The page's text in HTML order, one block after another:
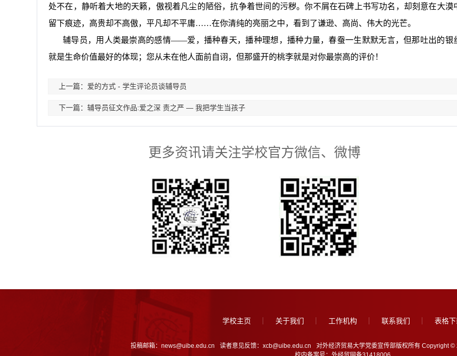
处不在，静听着大地的天籁，傲视着凡尘的陋俗，抗争着世间的污秽。你不屑在石碑上书写功名，却刻意在大漠
留下痕迹，高贵却不高傲，平凡却不平庸……在你清纯的亮丽之中，看到了谦逊、高尚、伟大的光芒。
辅导员，用人类最崇高的感情——爱，播种春天，播种理想，播种力量，春蚕一生默默无言，但那吐出的银
就是生命价值最好的体现；您从未在他人面前自诩，但那盛开的桃李就是对你最崇高的评价！
上一篇：爱的方式 - 学生评论员谈辅导员
下一篇：辅导员征文作品:爱之深 责之严 — 我把学生当孩子
更多资讯请关注学校官方微信、微博
学校主页 关于我们 工作机构 联系我们 表格
投稿邮箱：news@uibe.edu.cn 读者意见反馈：xcb@uibe.edu.cn
对外经济贸易大学党委宣传部版权所有 Copyright